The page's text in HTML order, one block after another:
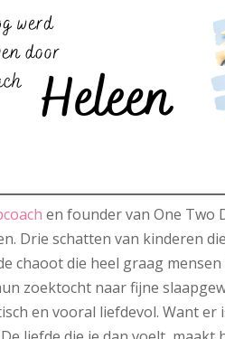
en founder van One Two
Drie schatten van kinderen
chaoot die heel graag
zoektocht naar fijne
en vooral liefdevol. Want er